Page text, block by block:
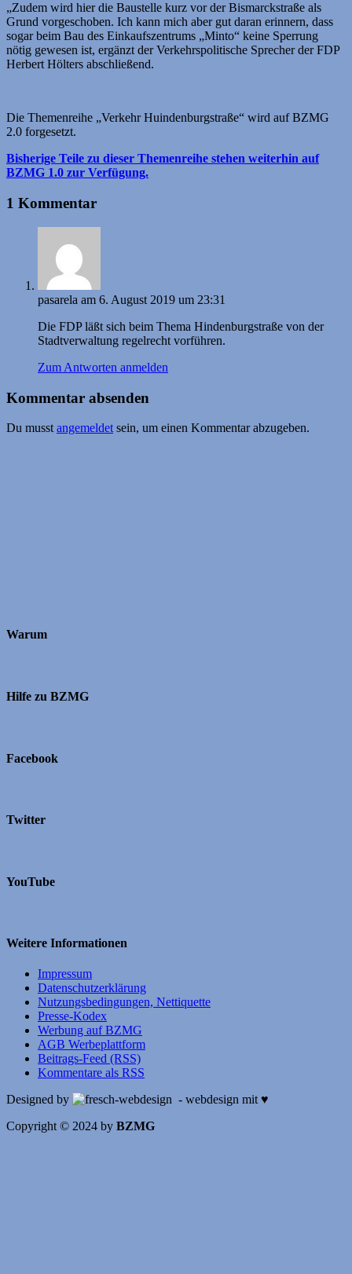
„Zudem wird hier die Baustelle kurz vor der Bismarckstraße als
Grund vorgeschoben. Ich kann mich aber gut daran erinnern, dass
sogar beim Bau des Einkaufszentrums „Minto“ keine Sperrung
nötig gewesen ist, ergänzt der Verkehrspolitische Sprecher der FDP
Herbert Hölters abschließend.
Die Themenreihe „Verkehr Huindenburgstraße“ wird auf BZMG
2.0 forgesetzt.
Bisherige Teile zu dieser Themenreihe stehen weiterhin auf
BZMG 1.0 zur Verfügung.
1 Kommentar
pasarela am 6. August 2019 um 23:31
Die FDP läßt sich beim Thema Hindenburgstraße von der
Stadtverwaltung regelrecht vorführen.
Zum Antworten anmelden
Kommentar absenden
Du musst angemeldet sein, um einen Kommentar abzugeben.
Warum
Hilfe zu BZMG
Facebook
Twitter
YouTube
Weitere Informationen
Impressum
Datenschutzerklärung
Nutzungsbedingungen, Nettiquette
Presse-Kodex
Werbung auf BZMG
AGB Werbeplattform
Beitrags-Feed (RSS)
Kommentare als RSS
Designed by
- webdesign mit ♥
Copyright © 2024 by BZMG